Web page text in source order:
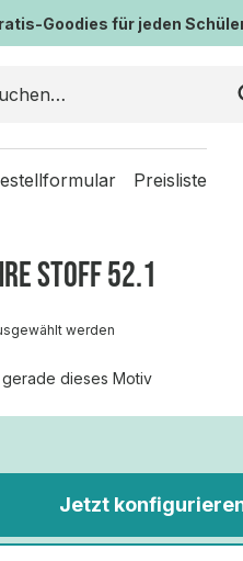
Goodies für jeden
Preisliste
ST0FF 52.1
werden
dieses Motiv
Jetzt